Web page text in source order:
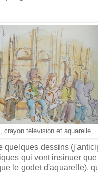
crayon télévision et aquarelle.
quelques dessins
qui vont insinuer
le godet d'aquarelle),